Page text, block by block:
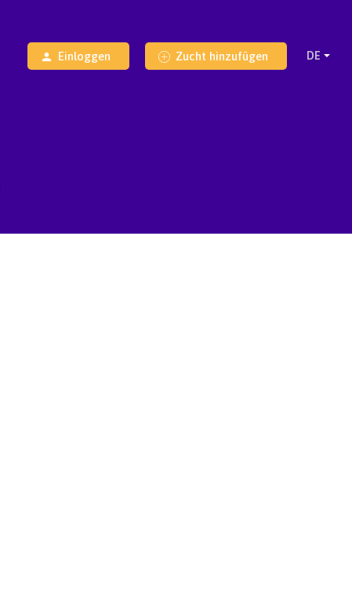
Einloggen Zucht hinzufügen